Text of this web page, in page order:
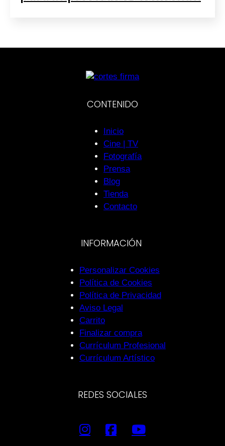
CONTENIDO
Inicio
Cine | TV
Fotografía
Prensa
Blog
Tienda
Contacto
INFORMACIÓN
Personalizar Cookies
Política de Cookies
Política de Privacidad
Aviso Legal
Carrito
Finalizar compra
Currículum Profesional
Currículum Artístico
REDES SOCIALES